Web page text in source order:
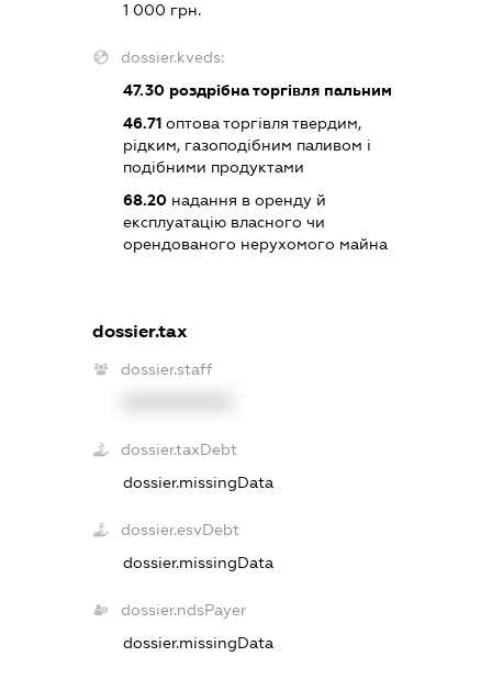
1 000 грн.
dossier.kveds:
47.30роздрібна торгівля пальним
46.71оптова торгівля твердим,
рідким, газоподібним паливом і
подібними продуктами
68.20надання в оренду й
експлуатацію власного чи
орендованого нерухомого майна
dossier.tax
dossier.staff
dossier.taxDebt
dossier.missingData
dossier.esvDebt
dossier.missingData
dossier.ndsPayer
dossier.missingData